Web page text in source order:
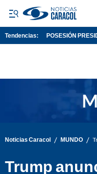
Tendencias: POSESIÓN
Noticias Caracol / MUNDO /
Trump